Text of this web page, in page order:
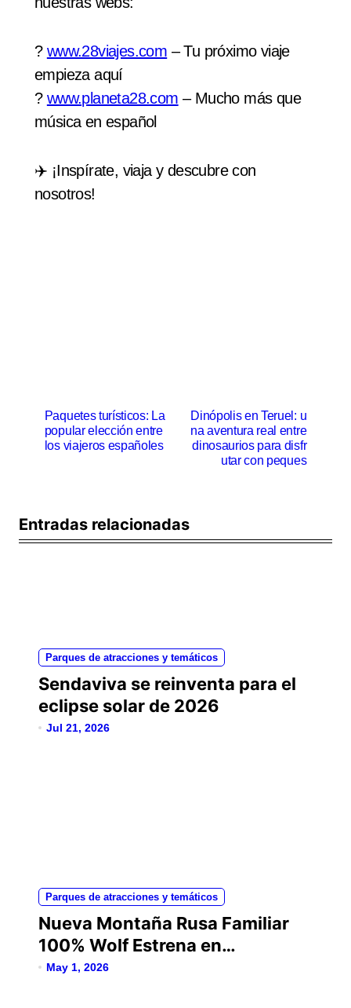
? www.28viajes.com – Tu próximo viaje
empieza aquí
? www.planeta28.com – Mucho más que
música en español
✈️ ¡Inspírate, viaja y descubre con
nosotros!
N
g
a
n
d
e
e
s
Paquetes turísticos: La
popular elección entre
los viajeros españoles
Dinópolis en Teruel: u
na aventura real entre
dinosaurios para disfr
utar con peques
Entradas relacionadas
Parques de atracciones y temáticos
Sendaviva se reinventa para el
eclipse solar de 2026
Jul 21, 2026
Parques de atracciones y temáticos
Nueva Montaña Rusa Familiar
100% Wolf Estrena en
Plopsaland
May 1, 2026